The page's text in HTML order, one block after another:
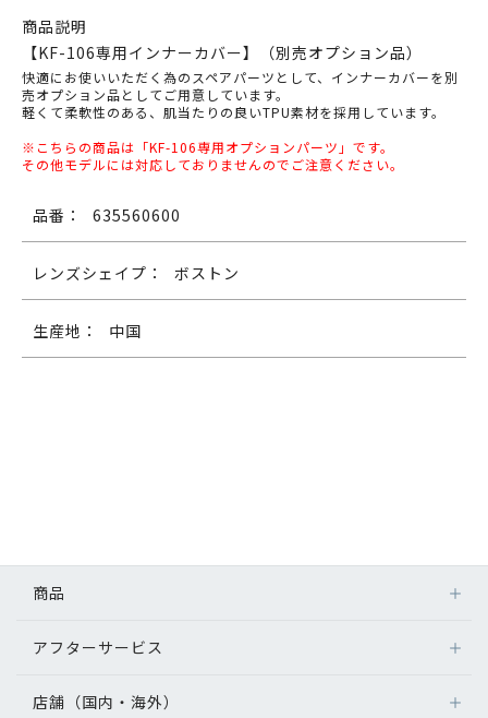
商品説明
【KF-106専用インナーカバー】（別売オプション品）
快適にお使いいただく為のスペアパーツとして、インナーカバーを別
売オプション品としてご用意しています。
軽くて柔軟性のある、肌当たりの良いTPU素材を採用しています。
※こちらの商品は「KF-106専用オプションパーツ」です。
その他モデルには対応しておりませんのでご注意ください。
品番： 635560600
レンズシェイプ： ボストン
生産地： 中国
商品
アフターサービス
店舗（国内・海外）